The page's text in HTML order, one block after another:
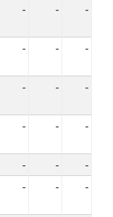
- - -
- - -
- - -
- - -
- -
-
- - -